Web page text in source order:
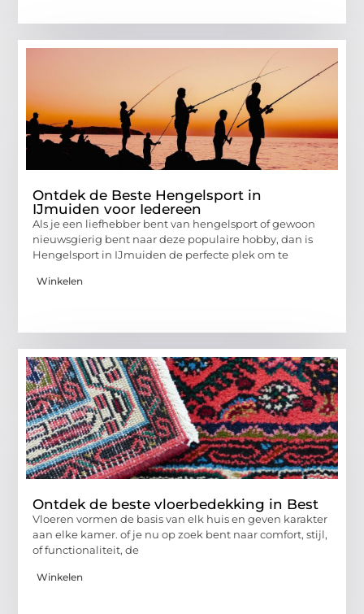
Ontdek de Beste Hengelsport in
IJmuiden voor Iedereen
Als je een liefhebber bent van hengelsport of gewoon
nieuwsgierig bent naar deze populaire hobby, dan is
Hengelsport in IJmuiden de perfecte plek om te
Winkelen
Ontdek de beste vloerbedekking in Best
Vloeren vormen de basis van elk huis en geven karakter
aan elke kamer. of je nu op zoek bent naar comfort, stijl,
of functionaliteit, de
Winkelen